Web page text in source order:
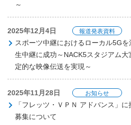
～
2025年12月4日 報道発表資料
スポーツ中継におけるローカル5G
生中継に成功～NACK5スタジアム
定的な映像伝送を実現～
2025年11月28日 お知らせ
「フレッツ・ＶＰＮ アドバンス」
募集について